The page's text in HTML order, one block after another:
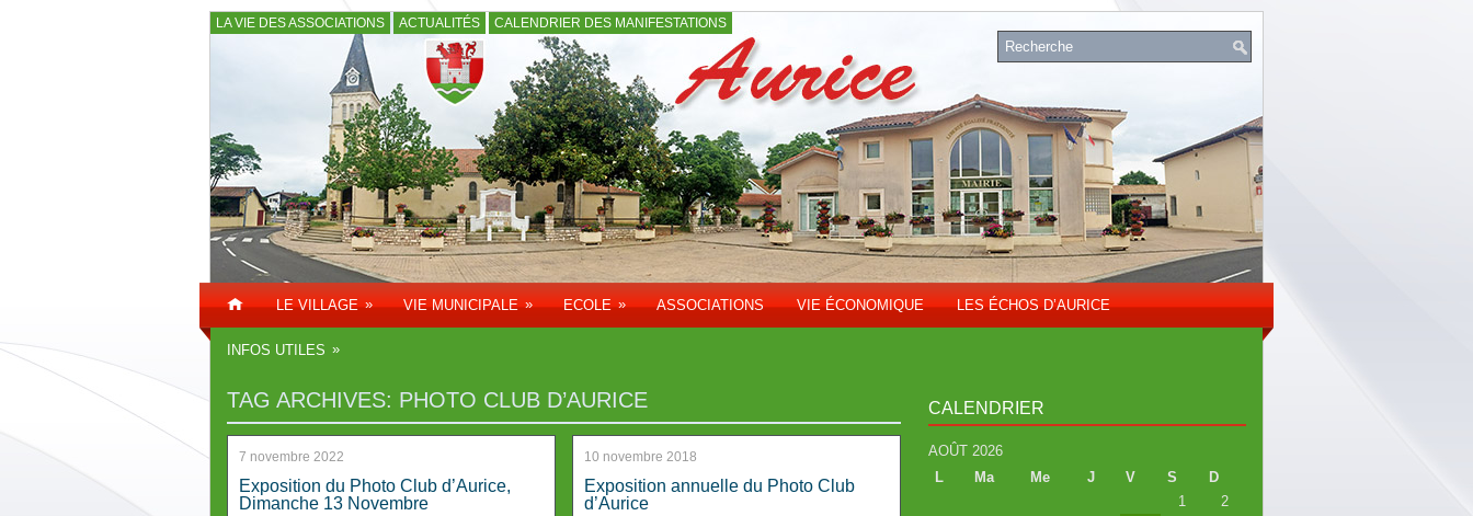
LA VIE DES ASSOCIATIONS ACTUALITÉS CALENDRIER DES MANIFESTATIONS
LE VILLAGE » VIE MUNICIPALE » ECOLE » ASSOCIATIONS VIE ÉCONOMIQUE LES ÉCHOS D’AURICE
INFOS UTILES »
TAG ARCHIVES: PHOTO CLUB D’AURICE
7 novembre 2022
Exposition du Photo Club d’Aurice,
Dimanche 13 Novembre
10 novembre 2018
Exposition annuelle du Photo Club
d’Aurice
CALENDRIER
AOÛT 2026
L
Ma Me J V S D
1
2